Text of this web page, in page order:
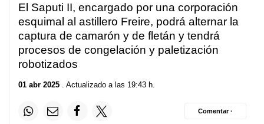
El Saputi II, encargado por una corporación
esquimal al astillero Freire, podrá alternar la
captura de camarón y de fletán y tendrá
procesos de congelación y paletización
robotizados
01 abr 2025 . Actualizado a las 19:43 h.
Comentar ·